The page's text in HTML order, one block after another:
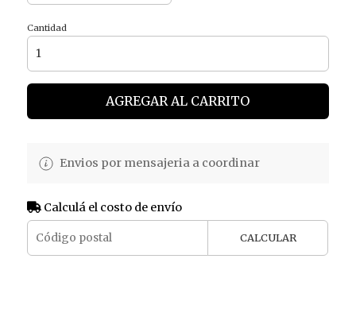
Cantidad
AGREGAR AL CARRITO
Envios por mensajeria a coordinar
Calculá el costo de envío
CALCULAR